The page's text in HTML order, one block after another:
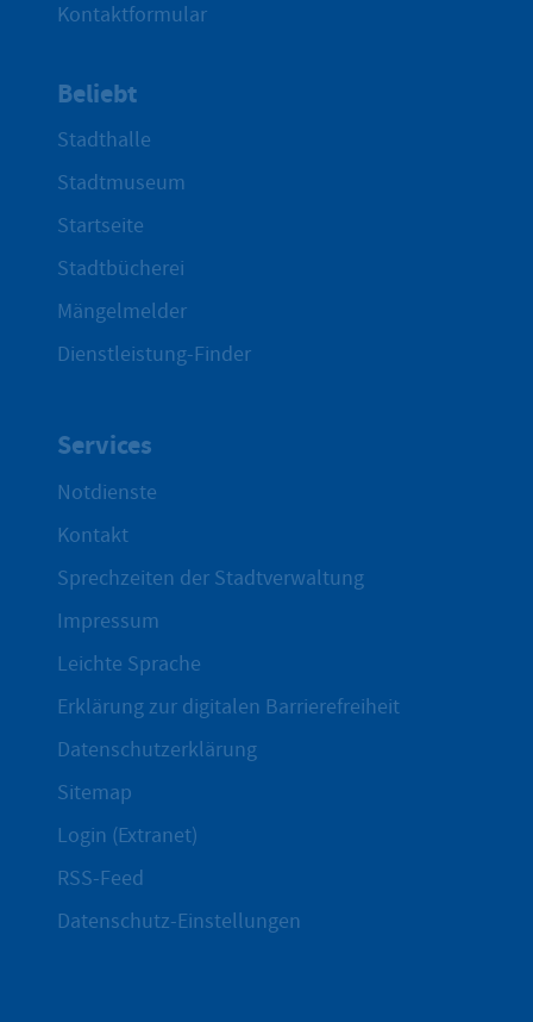
Kontaktformular
Beliebt
Stadthalle
Stadtmuseum
Startseite
Stadtbücherei
Mängelmelder
Dienstleistung-Finder
Services
Notdienste
Kontakt
Sprechzeiten der Stadtverwaltung
Impressum
Leichte Sprache
Erklärung zur digitalen Barrierefreiheit
Datenschutzerklärung
Sitemap
Login (Extranet)
RSS-Feed
Datenschutz-Einstellungen